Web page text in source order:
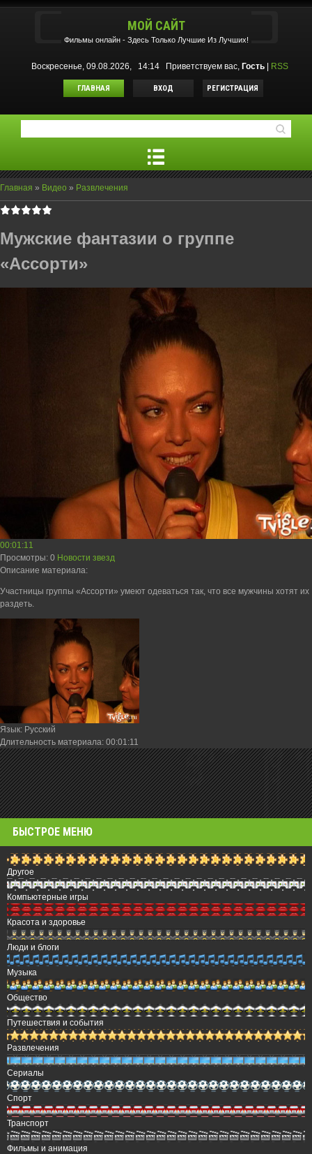
МОЙ САЙТ
Фильмы oнлайн - Здесь Только Лучшие Из Лучших!
Воскресенье, 09.08.2026, 14:14 Приветствуем вас, Гость| RSS
ГЛАВНАЯ ВХОД РЕГИСТРАЦИЯ
Главная » Видео » Развлечения
Мужские фантазии о группе
«Ассорти»
00:01:11
Просмотры: 0 Новости звезд
Описание материала:
Участницы группы «Ассорти» умеют одеваться так, что все мужчины хотят их
раздеть.
Язык: Русский
Длительность материала: 00:01:11
БЫСТРОЕ МЕНЮ
Другое
Компьютерные игры
Красота и здоровье
Люди и блоги
Музыка
Общество
Путешествия и события
Развлечения
Сериалы
Спорт
Транспорт
Фильмы и анимация